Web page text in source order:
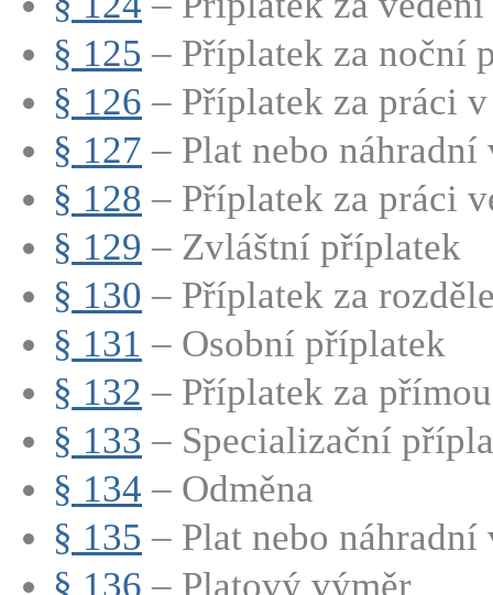
§ 125 – Příplatek za noční
§ 126 – Příplatek za práci
§ 127 – Plat nebo náhradní
§ 128 – Příplatek za práci
§ 129 – Zvláštní příplatek
§ 130 – Příplatek za
§ 131 – Osobní příplatek
§ 132 – Příplatek za
§ 133 – Specializační
§ 134 – Odměna
§ 135 – Plat nebo náhradní
§ 136 – Platový výměr